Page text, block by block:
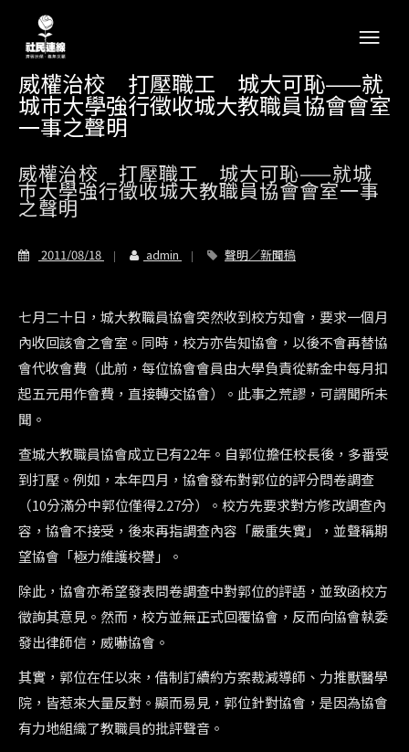
威權治校 打壓職工 城大可恥——就
城巿大學強行徵收城大教職員協會會室
一事之聲明
威權治校 打壓職工 城大可恥——就城
巿大學強行徵收城大教職員協會會室一事
之聲明
2011/08/18 admin 聲明／新聞稿
七月二十日，城大教職員協會突然收到校方知會，要求一個月
內收回該會之會室。同時，校方亦告知協會，以後不會再替協
會代收會費（此前，每位協會會員由大學負責從薪金中每月扣
起五元用作會費，直接轉交協會）。此事之荒謬，可謂聞所未
聞。
查城大教職員協會成立已有22年。自郭位擔任校長後，多番受
到打壓。例如，本年四月，協會發布對郭位的評分問卷調查
（10分滿分中郭位僅得2.27分）。校方先要求對方修改調查內
容，協會不接受，後來再指調查內容「嚴重失實」，並聲稱期
望協會「極力維護校譽」。
除此，協會亦希望發表問卷調查中對郭位的評語，並致函校方
徵詢其意見。然而，校方並無正式回覆協會，反而向協會執委
發出律師信，威嚇協會。
其實，郭位在任以來，借制訂續約方案裁減導師、力推獸醫學
院，皆惹來大量反對。顯而易見，郭位針對協會，是因為協會
有力地組織了教職員的批評聲音。